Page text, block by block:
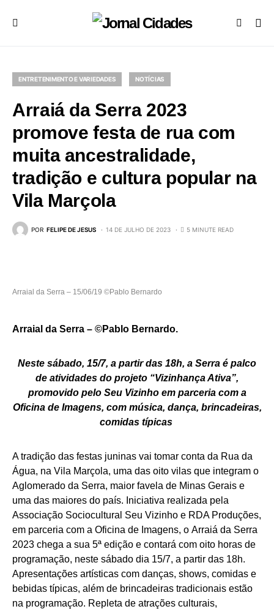
ENTRETENIMENTO E VARIEDADES NOTÍCIAS
Arraiá da Serra 2023
promove festa de rua com
muita ancestralidade,
tradição e cultura popular na
Vila Marçola
POR FELIPE DE JESUS 14 DE JULHO DE 2023 5 MINUTE READ
Arraial da Serra – 15/06/19 ©Pablo Bernardo
Arraial da Serra – ©Pablo Bernardo.
Neste sábado, 15/7, a partir das 18h, a Serra é palco
de atividades do projeto “Vizinhança Ativa”,
promovido pelo Seu Vizinho em parceria com a
Oficina de Imagens, com música, dança, brincadeiras,
comidas típicas
A tradição das festas juninas vai tomar conta da Rua da
Água, na Vila Marçola, uma das oito vilas que integram o
Aglomerado da Serra, maior favela de Minas Gerais e
uma das maiores do país. Iniciativa realizada pela
Associação Sociocultural Seu Vizinho e RDA Produções,
em parceria com a Oficina de Imagens, o Arraiá da Serra
2023 chega a sua 5ª edição e contará com oito horas de
programação, neste sábado dia 15/7, a partir das 18h.
Apresentações artísticas com danças, shows, comidas e
bebidas típicas, além de brincadeiras tradicionais estão
na programação. Repleta de atrações culturais,